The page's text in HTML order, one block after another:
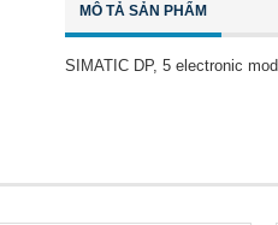
MÔ TẢ SẢN PHẨM
SIMATIC DP, 5 electronic